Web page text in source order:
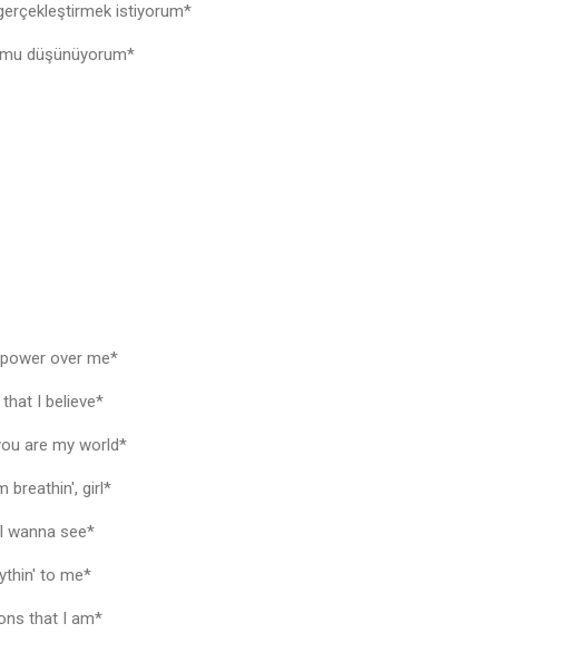
istiyorum*
düşünüyorum*
over me*
I believe*
are my world*
breathin', girl*
wanna see*
to me*
that I am*